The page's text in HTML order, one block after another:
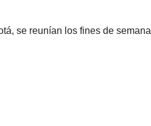
se reunían los fines de semana